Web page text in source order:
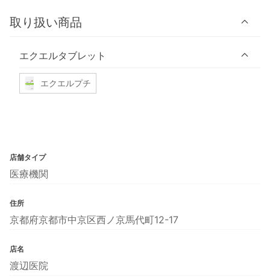
取り扱い商品
エクエルタブレット
エクエルプチ
店舗タイプ
医療機関
住所
京都府京都市中京区西ノ京馬代町12-17
店名
渡辺医院